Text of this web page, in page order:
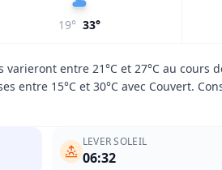
entre 21°C et 27°C au cours
entre 15°C et 30°C avec Couvert.
LEVER SOLEIL
06:32
19° 33°